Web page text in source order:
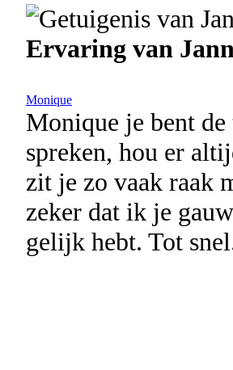
Ervaring van
Monique
Monique je bent
spreken, hou er
zit je zo vaak raak
zeker dat ik je
gelijk hebt. Tot